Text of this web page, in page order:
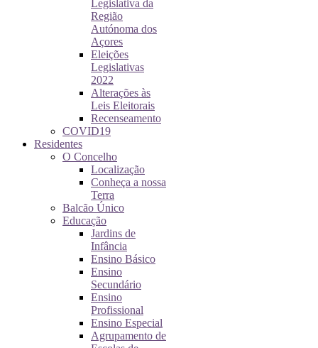
Legislativa da
Região
Autónoma dos
Açores
Eleições
Legislativas
2022
Alterações às
Leis Eleitorais
Recenseamento
COVID19
Residentes
O Concelho
Localização
Conheça a nossa
Terra
Balcão Único
Educação
Jardins de
Infância
Ensino Básico
Ensino
Secundário
Ensino
Profissional
Ensino Especial
Agrupamento de